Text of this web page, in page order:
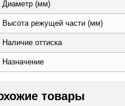
Диаметр (мм)
Высота режущей части (мм)
Наличие оттиска
Назначение
товары